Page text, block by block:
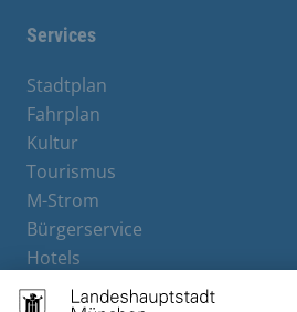
Services
Stadtplan
Fahrplan
Kultur
Tourismus
M-Strom
Bürgerservice
Hotels